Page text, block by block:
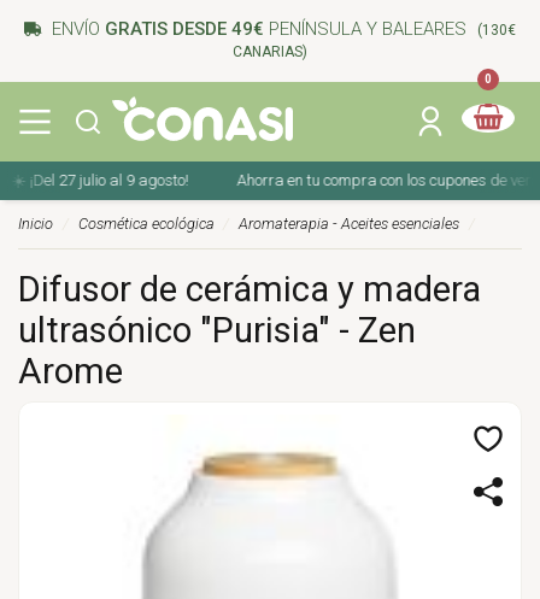
ENVÍO GRATIS DESDE 49€ PENÍNSULA Y BALEARES
(130€
CANARIAS)
0
27 julio al 9 agosto! Ahorra en tu compra con los cupones de
Inicio Cosmética ecológica Aromaterapia - Aceites esenciales
Difusor de cerámica y madera
ultrasónico "Purisia" - Zen
Arome